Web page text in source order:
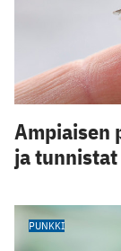
Ampiaisen
ja
PUNKKI